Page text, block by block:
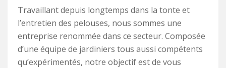
Travaillant depuis longtemps dans la tonte et
l’entretien des pelouses, nous sommes une
entreprise renommée dans ce secteur. Composée
d’une équipe de jardiniers tous aussi compétents
qu’expérimentés, notre objectif est de vous